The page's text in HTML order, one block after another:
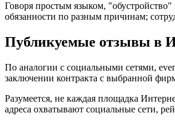
Говоря простым языком,
обязанности по разным причинам;
Публикуемые отзывы в
По аналогии с социальными сетями,
заключении контракта с выбранной
Разумеется, не каждая площадка
адреса охватывают социальные сети,